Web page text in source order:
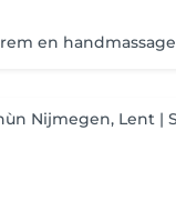
en handmassage